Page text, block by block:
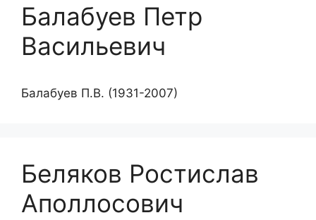
Балабуев Петр
Васильевич
Балабуев П.В. (1931-2007)
Беляков Ростислав
Аполлосович